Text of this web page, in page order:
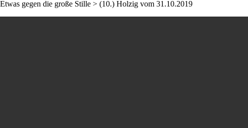
Etwas gegen die große Stille > (10.) Holzig vom 31.10.2019